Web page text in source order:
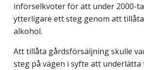
införselkvoter för att under 2000-
ytterligare ett steg genom att
alkohol.
Att tillåta gårdsförsäljning skulle
steg på vägen i syfte att